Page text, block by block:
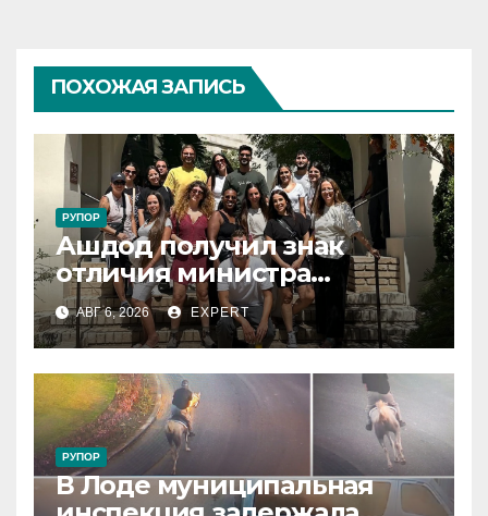
ПОХОЖАЯ ЗАПИСЬ
РУПОР
Ашдод получил знак
отличия министра
обороны за поддержку
резервистов
АВГ 6, 2026 EXPERT
РУПОР
В Лоде муниципальная